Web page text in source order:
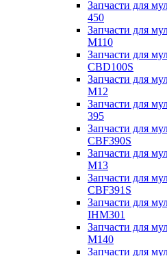
Запчасти для
450
Запчасти для
M110
Запчасти для
CBD100S
Запчасти для
M12
Запчасти для
395
Запчасти для
CBF390S
Запчасти для
M13
Запчасти для
CBF391S
Запчасти для
IHM301
Запчасти для
M140
Запчасти для